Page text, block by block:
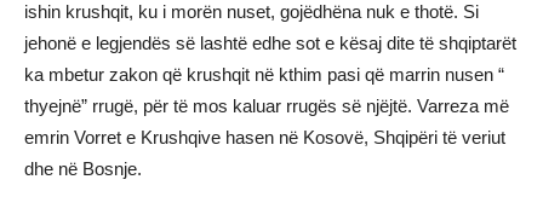
ishin krushqit, ku i morën nuset, gojëdhëna nuk e thotë. Si
jehonë e legjendës së lashtë edhe sot e kësaj dite të shqiptarët
ka mbetur zakon që krushqit në kthim pasi që marrin nusen “
thyejnë” rrugë, për të mos kaluar rrugës së njëjtë. Varreza më
emrin Vorret e Krushqive hasen në Kosovë, Shqipëri të veriut
dhe në Bosnje.